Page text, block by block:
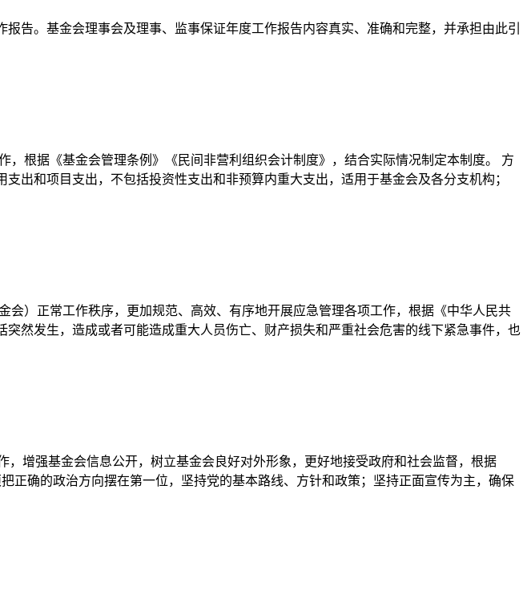
告。基金会理事会及理事、监事保证年度工作报告内容真实、准确和完整，并承担由此引
根据《基金会管理条例》《民间非营利组织会计制度》，结合实际情况制定本制度。 方
出和项目支出，不包括投资性支出和非预算内重大支出，适用于基金会及各分支机构；
）正常工作秩序，更加规范、高效、有序地开展应急管理各项工作，根据《中华人民共
然发生，造成或者可能造成重大人员伤亡、财产损失和严重社会危害的线下紧急事件，也
增强基金会信息公开，树立基金会良好对外形象，更好地接受政府和社会监督，根据
正确的政治方向摆在第一位，坚持党的基本路线、方针和政策；坚持正面宣传为主，确保